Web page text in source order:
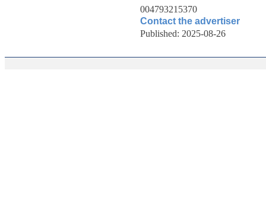
004793215370
Contact the advertiser
Published: 2025-08-26